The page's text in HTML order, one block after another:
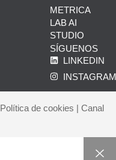
METRICA
LAB AI
STUDIO
SÍGUENOS
LINKEDIN
Política de cookies | Canal